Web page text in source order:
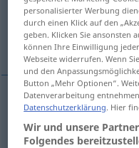
(Für mehr Details die
έρχομαι
έρχομαι dazukommen
personalisierter Werbung
durch einen Klick auf den
geben. Klicken Sie ansonsten
können Ihre Einwilligung
Webseite widerrufen. Wenn
und den
Button „Mehr Optionen“.
Datenverarbeitung
Datenschutzerklärung. Hier
Wir und unsere
Folgendes